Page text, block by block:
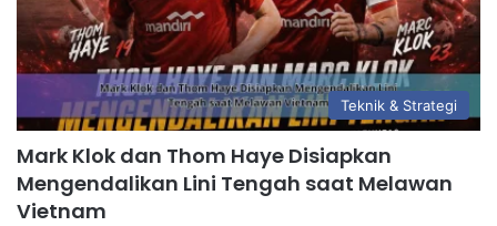
Teknik & Strategi
Mark Klok dan Thom Haye Disiapkan
Mengendalikan Lini Tengah saat Melawan
Vietnam